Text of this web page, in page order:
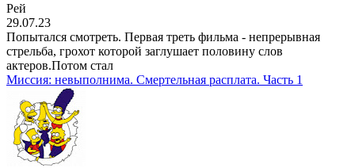
Рей
29.07.23
Попытался смотреть. Первая треть фильма - непрерывная
стрельба, грохот которой заглушает половину слов
актеров.Потом стал
Миссия: невыполнима. Смертельная расплата. Часть 1